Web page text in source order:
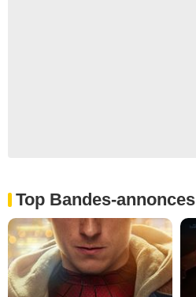
Top Bandes-annonces